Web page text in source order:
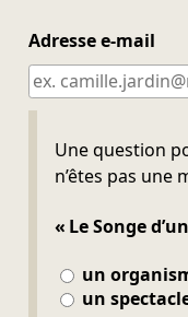
Adresse e-mail
Une question
n’êtes pas une
« Le Songe
un
un
Ne pas remplir